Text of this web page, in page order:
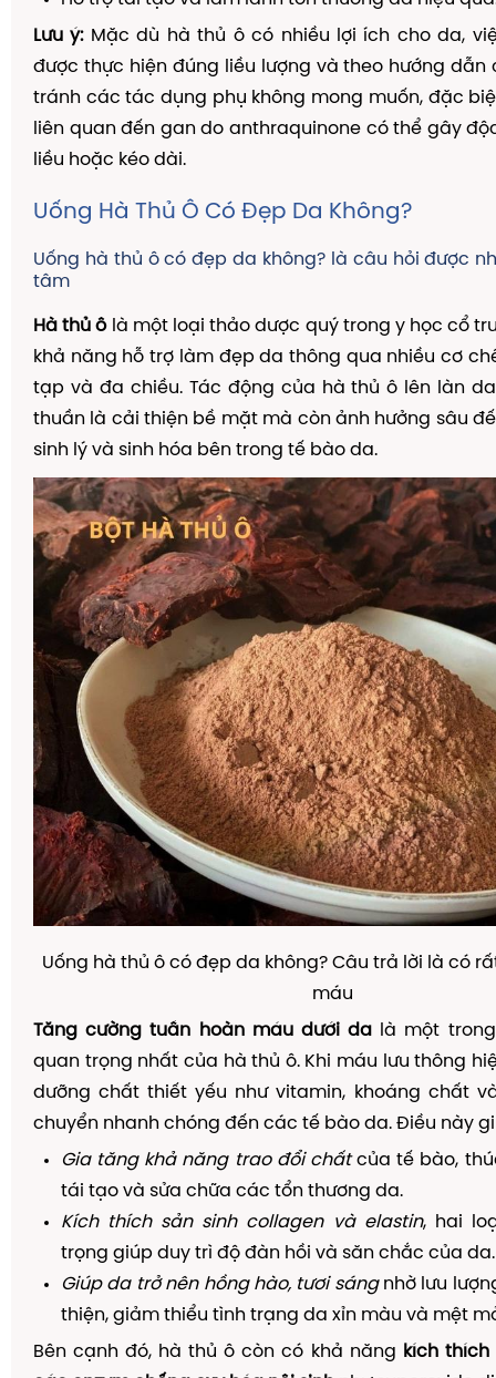
Lưu ý:Mặc dù hà thủ ô có nhiều lợi ích cho da,
được thực hiện đúng liều lượng và theo hướng dẫn
tránh các tác dụng phụ không mong muốn, đặc
liên quan đến gan do anthraquinone có thể gây
liều hoặc kéo dài.
Uống Hà Thủ Ô Có Đẹp Da Không?
Uống hà thủ ô có đẹp da không? là câu hỏi được
tâm
Hà thủ ôlà một loại thảo dược quý trong y học cổ
khả năng hỗ trợ làm đẹp da thông qua nhiều cơ
tạp và đa chiều. Tác động của hà thủ ô lên làn
thuần là cải thiện bề mặt mà còn ảnh hưởng sâu
sinh lý và sinh hóa bên trong tế bào da.
Uống hà thủ ô có đẹp da không? Câu trả lời là có
máu
Tăng cường tuần hoàn máu dưới da là một
quan trọng nhất của hà thủ ô. Khi máu lưu thông
dưỡng chất thiết yếu như vitamin, khoáng chất
chuyển nhanh chóng đến các tế bào da. Điều này
Gia tăng khả năng trao đổi chấtcủa tế bào,
tái tạo và sửa chữa các tổn thương da.
Kích thích sản sinh collagen và elastin, hai
trọng giúp duy trì độ đàn hồi và săn chắc của da.
Giúp da trở nên hồng hào, tươi sángnhờ lưu
thiện, giảm thiểu tình trạng da xỉn màu và mệt
Bên cạnh đó, hà thủ ô còn có khả năng kích